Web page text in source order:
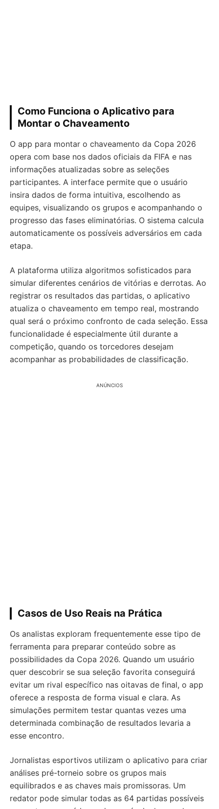
Como Funciona o Aplicativo para
Montar o Chaveamento
O app para montar o chaveamento da Copa 2026
opera com base nos dados oficiais da FIFA e nas
informações atualizadas sobre as seleções
participantes. A interface permite que o usuário
insira dados de forma intuitiva, escolhendo as
equipes, visualizando os grupos e acompanhando o
progresso das fases eliminatórias. O sistema calcula
automaticamente os possíveis adversários em cada
etapa.
A plataforma utiliza algoritmos sofisticados para
simular diferentes cenários de vitórias e derrotas. Ao
registrar os resultados das partidas, o aplicativo
atualiza o chaveamento em tempo real, mostrando
qual será o próximo confronto de cada seleção. Essa
funcionalidade é especialmente útil durante a
competição, quando os torcedores desejam
acompanhar as probabilidades de classificação.
ANÚNCIOS
Casos de Uso Reais na Prática
Os analistas exploram frequentemente esse tipo de
ferramenta para preparar conteúdo sobre as
possibilidades da Copa 2026. Quando um usuário
quer descobrir se sua seleção favorita conseguirá
evitar um rival específico nas oitavas de final, o app
oferece a resposta de forma visual e clara. As
simulações permitem testar quantas vezes uma
determinada combinação de resultados levaria a
esse encontro.
Jornalistas esportivos utilizam o aplicativo para criar
análises pré-torneio sobre os grupos mais
equilibrados e as chaves mais promissoras. Um
redator pode simular todas as 64 partidas possíveis